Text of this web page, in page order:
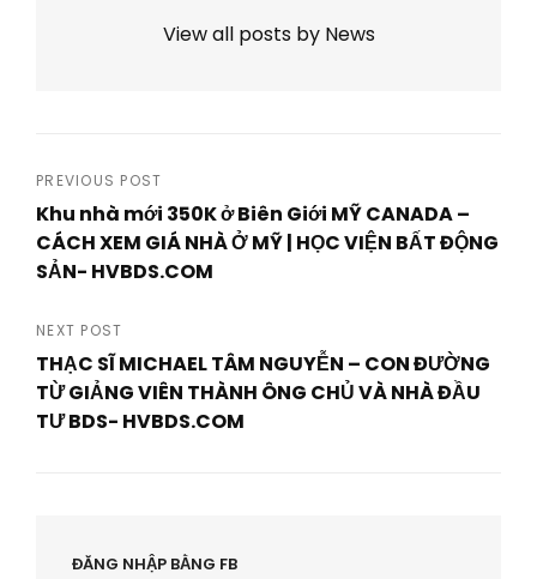
View all posts by News
Post
navigation
PREVIOUS POST
Khu nhà mới 350K ở Biên Giới MỸ CANADA –
CÁCH XEM GIÁ NHÀ Ở MỸ | HỌC VIỆN BẤT ĐỘNG
SẢN- HVBDS.COM
Post
NEXT POST
THẠC SĨ MICHAEL TÂM NGUYỄN – CON ĐƯỜNG
TỪ GIẢNG VIÊN THÀNH ÔNG CHỦ VÀ NHÀ ĐẦU
TƯ BDS- HVBDS.COM
ĐĂNG NHẬP BẰNG FB